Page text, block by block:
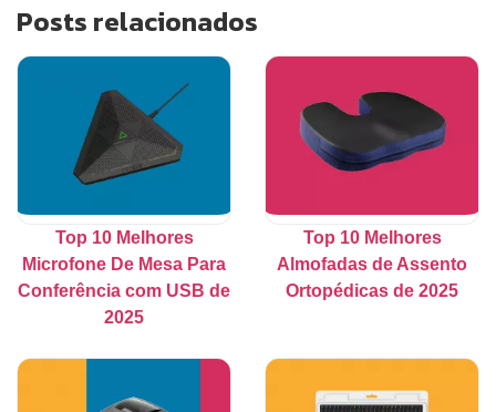
Posts relacionados
Top 10 Melhores
Microfone De Mesa Para
Conferência com USB de
2025
Top 10 Melhores
Almofadas de Assento
Ortopédicas de 2025